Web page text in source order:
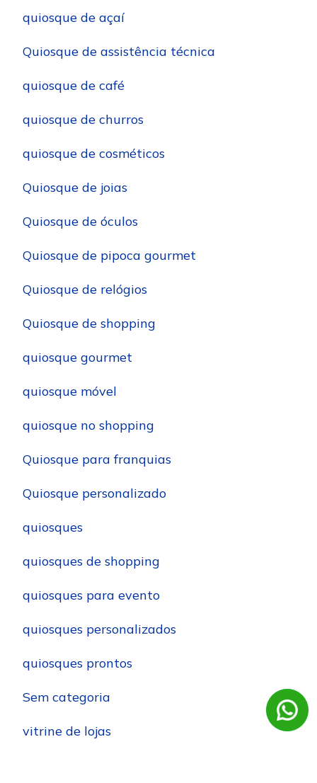
quiosque de açaí
Quiosque de assistência técnica
quiosque de café
quiosque de churros
quiosque de cosméticos
Quiosque de joias
Quiosque de óculos
Quiosque de pipoca gourmet
Quiosque de relógios
Quiosque de shopping
quiosque gourmet
quiosque móvel
quiosque no shopping
Quiosque para franquias
Quiosque personalizado
quiosques
quiosques de shopping
quiosques para evento
quiosques personalizados
quiosques prontos
Sem categoria
vitrine de lojas